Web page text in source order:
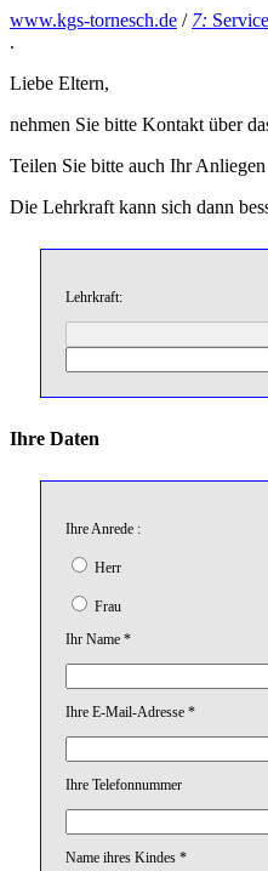
www.kgs-tornesch.de / 7: Service
.
Liebe Eltern,
nehmen Sie bitte Kontakt über
Teilen Sie bitte auch Ihr
Die Lehrkraft kann sich dann
Lehrkraft:
Ihre Daten
Ihre Anrede :
Herr
Frau
Ihr Name *
Ihre E-Mail-Adresse *
Ihre Telefonnummer
Name ihres Kindes *